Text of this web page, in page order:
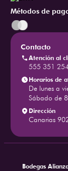
Métodos de
Contacto
Atención al
555 351
Horarios de
De lunes a
Sábado de
Dirección
Canarias
Bodegas